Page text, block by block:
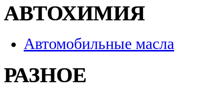
АВТОХИМИЯ
Автомобильные масла
РАЗНОЕ